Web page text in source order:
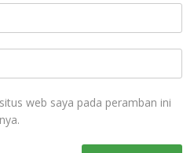
web saya pada peramban ini